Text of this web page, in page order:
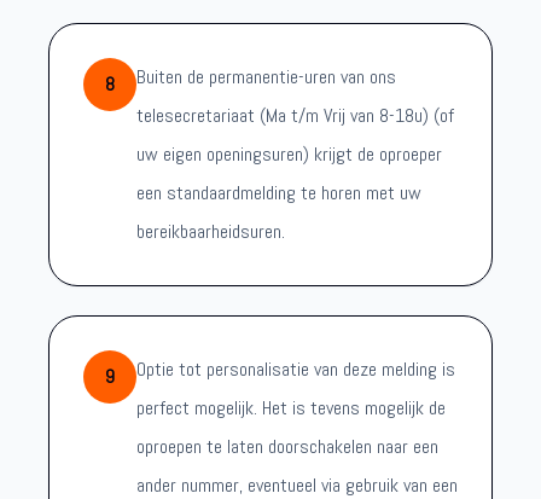
8
Buiten de permanentie-uren van ons
telesecretariaat (Ma t/m Vrij van 8-18u) (of
uw eigen openingsuren) krijgt de oproeper
een standaardmelding te horen met uw
bereikbaarheidsuren.
9
Optie tot personalisatie van deze melding is
perfect mogelijk. Het is tevens mogelijk de
oproepen te laten doorschakelen naar een
ander nummer, eventueel via gebruik van een